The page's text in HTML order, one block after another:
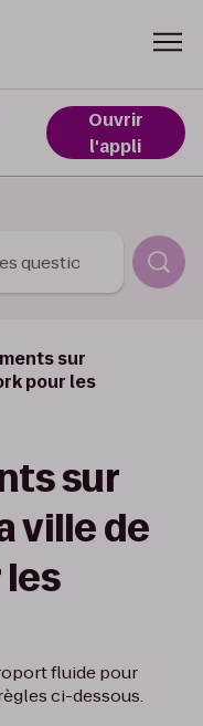
Obtenez
dans
Ouvrir
l'appli
questions
sur
pour les
sur
ville de
les
fluide pour
ci-dessous.